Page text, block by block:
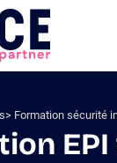
Formation sécurité